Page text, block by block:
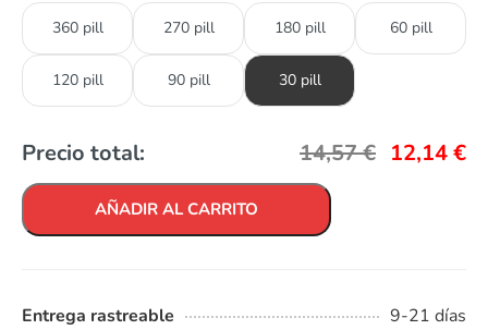
360 pill 270 pill 180 pill 60 pill
120 pill 90 pill 30 pill
Precio total: 14,57€ 12,14€
AÑADIR AL CARRITO
Entrega rastreable
9-21 días